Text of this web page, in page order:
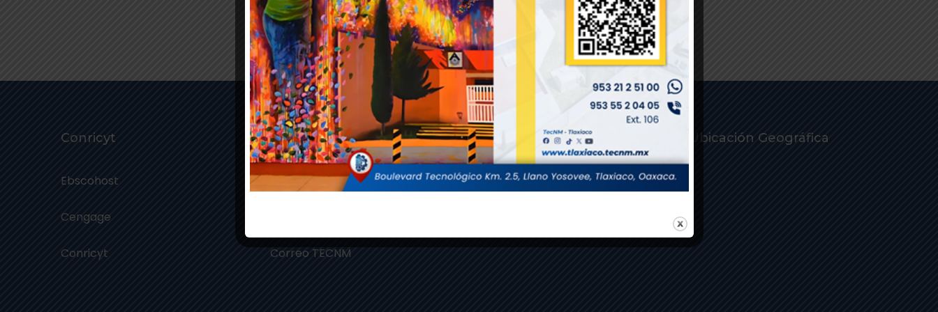
Conricyt
Ebscohost
Cengage
Conricyt
Mails
Correo: ittlaxiaco.edu.mx
Correo TECNM
Otros Enlaces
Buzón de Quejas y Sugerencias
Ubicación Geográfica